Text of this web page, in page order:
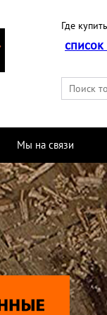
Где
Мы на связи